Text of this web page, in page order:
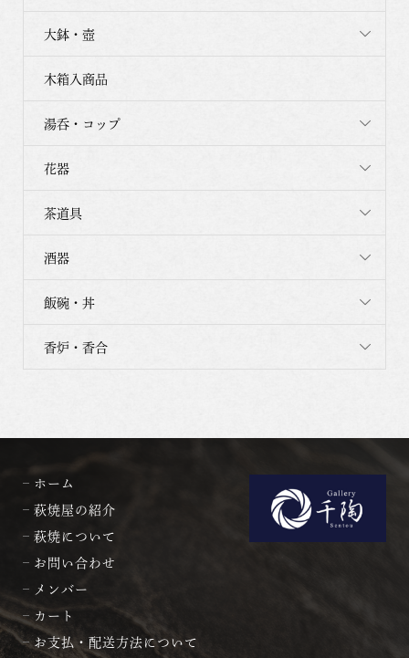
大鉢・壺
木箱入商品
湯呑・コップ
花器
茶道具
酒器
飯碗・丼
香炉・香合
ホーム
萩焼屋の紹介
萩焼について
お問い合わせ
メンバー
カート
お支払・配送方法について